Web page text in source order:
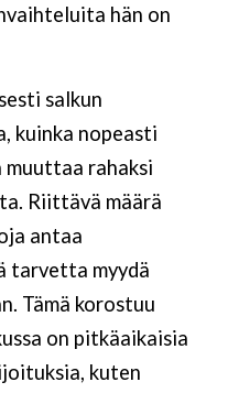
hän on
salkun
kuinka nopeasti
rahaksi
Riittävä määrä
antaa
tarvetta myydä
Tämä korostuu
on pitkäaikaisia
kuten